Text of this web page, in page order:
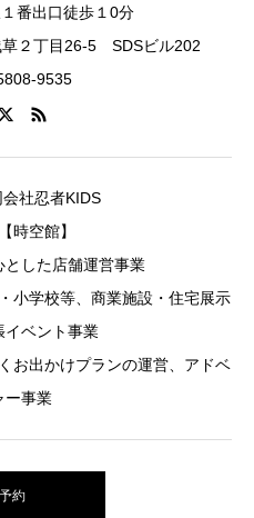
番出口徒歩１0分
２丁目26-5 SDSビル202
9535
社忍者KIDS
時空館】
とした店舗運営事業
小学校等、商業施設・住宅展示
イベント事業
お出かけプランの運営、アドベ
ー事業
約